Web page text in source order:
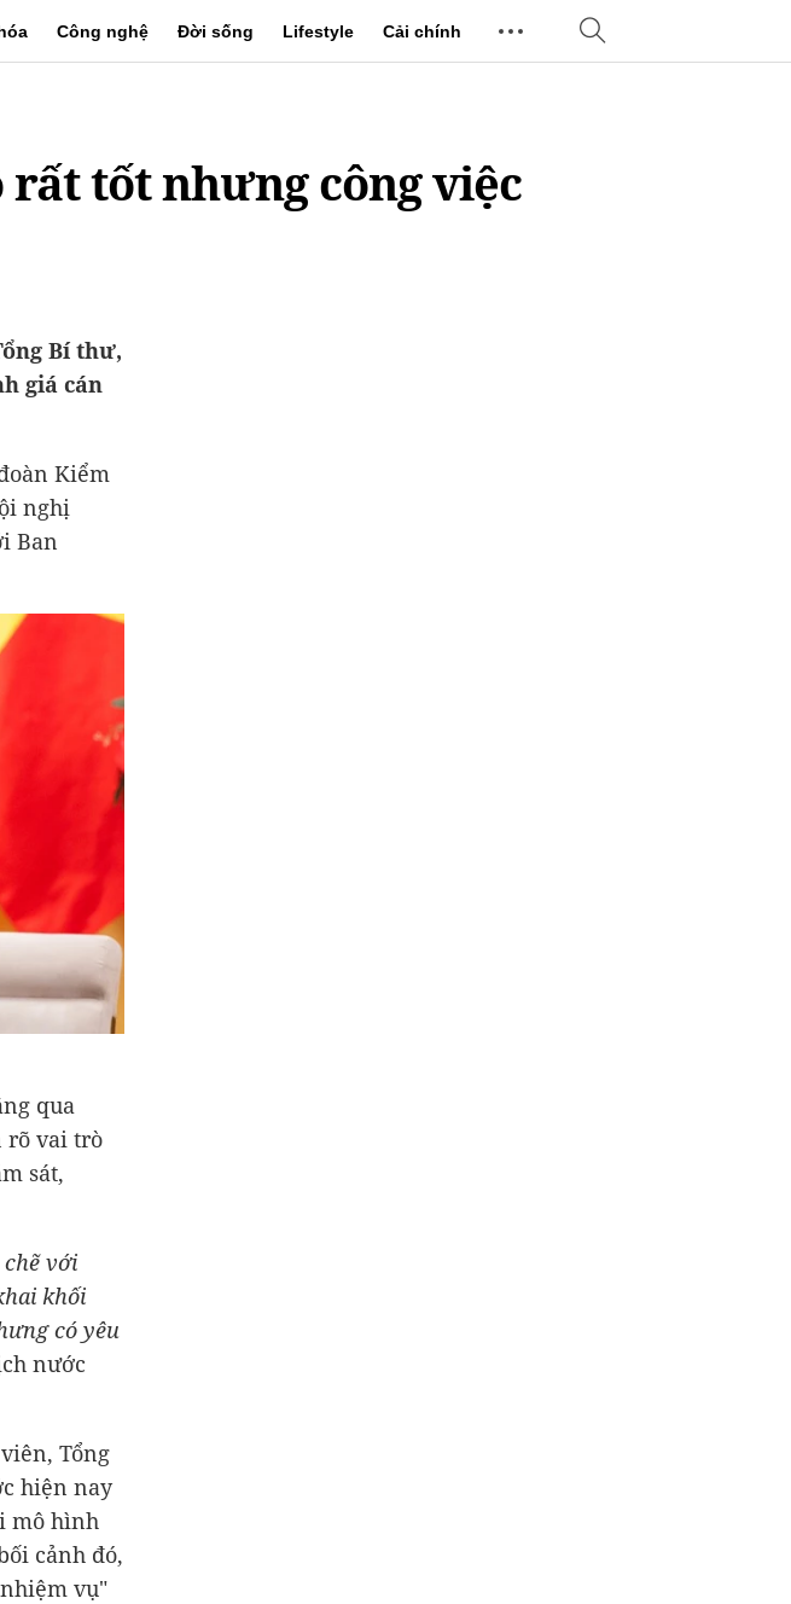
Công nghệ Đời sống Lifestyle Cải chính
rất tốt nhưng công việc
Bí thư,
giá cán
Kiểm
nghị
Ban
qua
rõ vai trò
sát,
với
khối
có yêu
nước
Tổng
hiện nay
mô hình
cảnh đó,
vụ"